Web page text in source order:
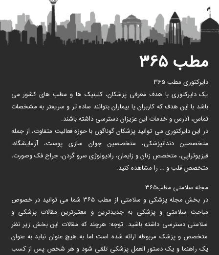
مطب ۳۶۵
دایرکتوری مطب 365
یک دایرکتوری با هدف معرفی پزشکان، کلینیک ها و مطب های کشور می
باشد با این هدف که کاربران یا بیماران بتوانند ساده تر و سریعتر به مشخصات
تماس، آدرس و خدمات این عزیزان دسترسی داشته باشند.
در این دایرکتوری می توانید پزشکان گوناگون با حوزه فعالیت متفاوت، از جمله
متخصصین دندانپزشکی، متخصصین جوان سازی پوست، آزمایشگاه،
فیزیوتراپی، متخصص زنان و زایمان، رادیولوژی سرو گردن، جراح فک وصورت،
متخصص قلب و … را مشاهده کنید.
مجله سلامتی مطب365
در بخش مجله پزشکی و سلامتی از مطب ۳۶۵ شما می توانید در خصوص
مباحث سلامتی و پزشکی به جدیدترین و معتبرترین مقالات پزشکی و
سلامتی دسترسی داشته باشید. توجه: هرچند که مقالات این بخش زیر نظر
متخصص و پزشک مربوطه ارائه شده است اما به هیچ عنوان نباید به عنوان
یک راهنما و یک دستور العمل پزشکی تلقی شود و هر شخص پس از کسب